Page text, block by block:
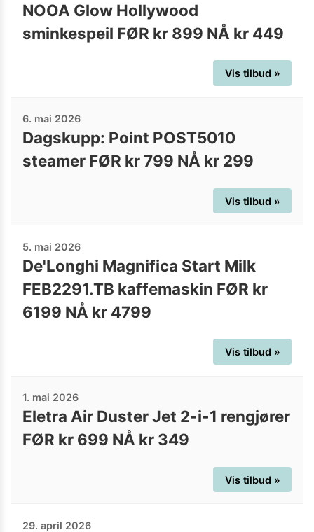
NOOA Glow Hollywood
sminkespeil FØR kr 899 NÅ kr 449
Vis tilbud »
6. mai 2026
Dagskupp: Point POST5010
steamer FØR kr 799 NÅ kr 299
Vis tilbud »
5. mai 2026
De'Longhi Magnifica Start Milk
FEB2291.TB kaffemaskin FØR kr
6199 NÅ kr 4799
Vis tilbud »
1. mai 2026
Eletra Air Duster Jet 2-i-1 rengjører
FØR kr 699 NÅ kr 349
Vis tilbud »
29. april 2026